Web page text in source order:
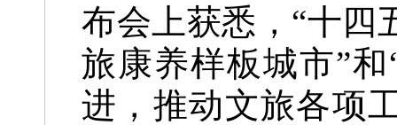
布会上获悉，“十四
旅康养样板城市”
进，推动文旅各项